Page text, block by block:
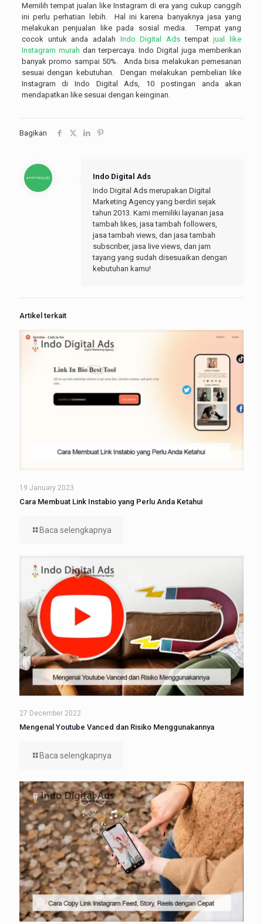
Memilih tempat jualan like Instagram di era yang cukup canggih
ini perlu perhatian lebih. Hal ini karena banyaknya jasa yang
melakukan penjualan like pada sosial media. Tempat yang
cocok untuk anda adalah Indo Digital Ads tempatjual like
Instagram murah dan terpercaya. Indo Digital juga memberikan
banyak promo sampai 50%. Anda bisa melakukan pemesanan
sesuai dengan kebutuhan. Dengan melakukan pembelian like
Instagram di Indo Digital Ads, 10 postingan anda akan
mendapatkan like sesuai dengan keinginan.
Bagikan
Indo Digital Ads
Indo Digital Ads merupakan Digital
Marketing Agency yang berdiri sejak
tahun 2013. Kami memiliki layanan jasa
tambah likes, jasa tambah followers,
jasa tambah views, dan jasa tambah
subscriber, jasa live views, dan jam
tayang yang sudah disesuaikan dengan
kebutuhan kamu!
Artikel terkait
19 January 2023
Cara Membuat Link Instabio yang Perlu Anda Ketahui
Baca selengkapnya
27 December 2022
Mengenal Youtube Vanced dan Risiko Menggunakannya
Baca selengkapnya